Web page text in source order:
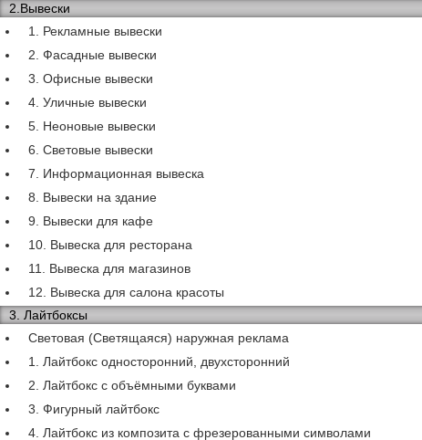
2.Вывески
1. Рекламные вывески
2. Фасадные вывески
3. Офисные вывески
4. Уличные вывески
5. Неоновые вывески
6. Световые вывески
7. Информационная вывеска
8. Вывески на здание
9. Вывески для кафе
10. Вывеска для ресторана
11. Вывеска для магазинов
12. Вывеска для салона красоты
3. Лайтбоксы
Световая (Светящаяся) наружная реклама
1. Лайтбокс односторонний, двухсторонний
2. Лайтбокс с объёмными буквами
3. Фигурный лайтбокс
4. Лайтбокс из композита с фрезерованными символами